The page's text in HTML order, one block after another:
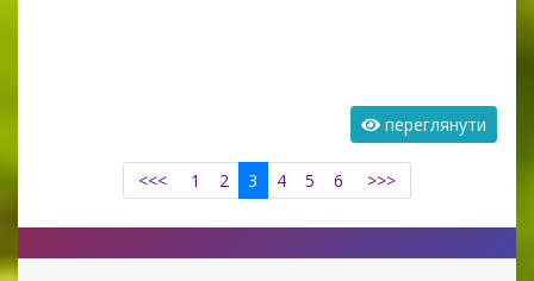
переглянути
<<< 1 2 3 4 5 6 >>>